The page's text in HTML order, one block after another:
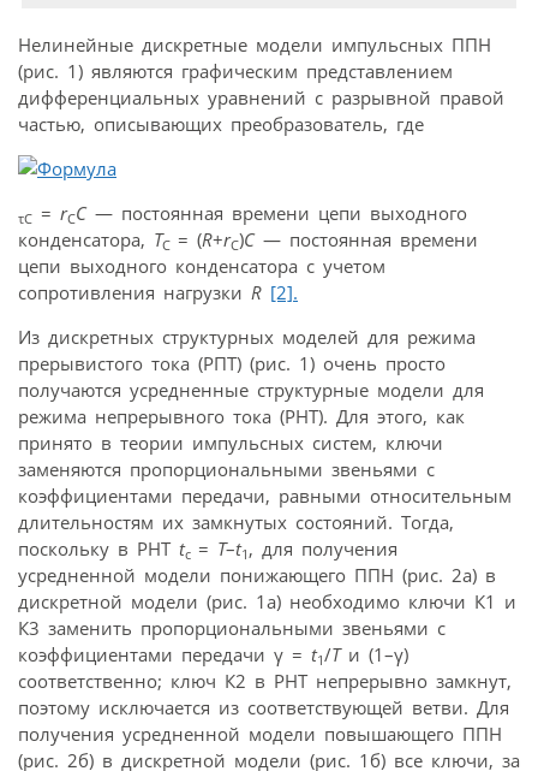
Нелинейные дискретные модели импульсных ППН
(рис. 1) являются графическим представлением
дифференциальных уравнений с разрывной правой
частью, описывающих преобразователь, где
τC = rCC— постоянная времени цепи выходного
конденсатора, TC = (R+rC)C— постоянная времени
цепи выходного конденсатора с учетом
сопротивления нагрузки R [2].
Из дискретных структурных моделей для режима
прерывистого тока (РПТ) (рис. 1) очень просто
получаются усредненные структурные модели для
режима непрерывного тока (РНТ). Для этого, как
принято в теории импульсных систем, ключи
заменяются пропорциональными звеньями с
коэффициентами передачи, равными относительным
длительностям их замкнутых состояний. Тогда,
поскольку в РНТ tс = T–t1 , для получения
усредненной модели понижающего ППН (рис. 2а) в
дискретной модели (рис. 1а) необходимо ключи К1 и
К3 заменить пропорциональными звеньями с
коэффициентами передачи γ = t1/Tи (1–γ)
соответственно; ключ К2 в РНТ непрерывно замкнут,
поэтому исключается из соответствующей ветви. Для
получения усредненной модели повышающего ППН
(рис. 2б) в дискретной модели (рис. 1б) все ключи, за